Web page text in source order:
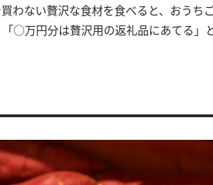
わない贅沢な食材を食べると、おうち
○万円分は贅沢用の返礼品にあてる」